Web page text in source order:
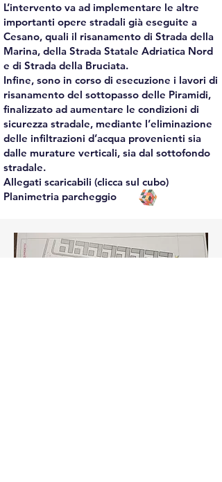
L’intervento va ad implementare le altre
importanti opere stradali già eseguite a
Cesano, quali il risanamento di Strada della
Marina, della Strada Statale Adriatica Nord
e di Strada della Bruciata.
Infine, sono in corso di esecuzione i lavori di
risanamento del sottopasso delle Piramidi,
finalizzato ad aumentare le condizioni di
sicurezza stradale, mediante l’eliminazione
delle infiltrazioni d’acqua provenienti sia
dalle murature verticali, sia dal sottofondo
stradale.
Allegati scaricabili (clicca sul cubo)
Planimetria parcheggio